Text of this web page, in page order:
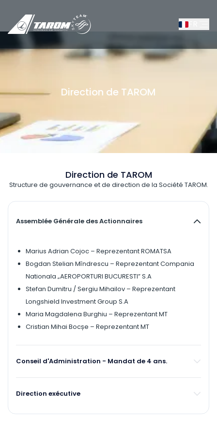
Direction de TAROM
/À propos de nous/ La compagnie TAROM
Direction de TAROM
Structure de gouvernance et de direction de la Société TAROM.
Assemblée Générale des Actionnaires
Marius Adrian Cojoc – Reprezentant ROMATSA
Bogdan Stelian Mîndrescu – Reprezentant Compania
Nationala „AEROPORTURI BUCURESTI” S.A
Stefan Dumitru / Sergiu Mihailov – Reprezentant
Longshield Investment Group S.A
Maria Magdalena Burghiu – Reprezentant MT
Cristian Mihai Bocșe – Reprezentant MT
Conseil d'Administration - Mandat de 4 ans.
Direction exécutive